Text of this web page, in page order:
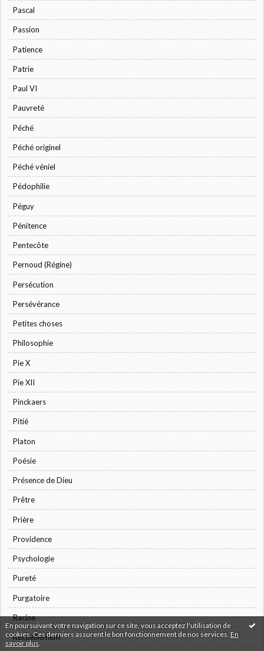
En poursuivant votre navigation sur ce site, vous acceptez l'utilisation de
cookies. Ces derniers assurent le bon fonctionnement de nos services. En
savoir plus .
Pascal
Passion
Patience
Patrie
Paul VI
Pauvreté
Péché
Péché originel
Péché véniel
Pédophilie
Péguy
Pénitence
Pentecôte
Pernoud (Régine)
Persécution
Persévérance
Petites choses
Philosophie
Pie X
Pie XII
Pinckaers
Pitié
Platon
Poésie
Présence de Dieu
Prêtre
Prière
Providence
Psychologie
Pureté
Purgatoire
Racine
Recueillement